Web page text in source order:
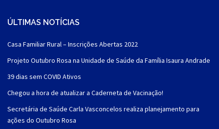
ÚLTIMAS NOTÍCIAS
Casa Familiar Rural – Inscrições Abertas 2022
Projeto Outubro Rosa na Unidade de Saúde da Família Isaura Andrade
39 dias sem COVID Ativos
Chegou a hora de atualizar a Caderneta de Vacinação!
Secretária de Saúde Carla Vasconcelos realiza planejamento para
ações do Outubro Rosa